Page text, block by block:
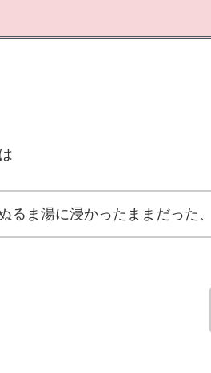
るま湯に浸かったままだった、